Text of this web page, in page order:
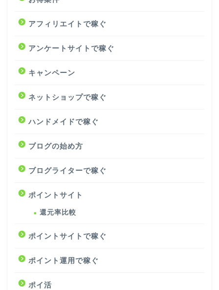
アフィリエイトで稼ぐ
アンケートサイトで稼ぐ
キャンペーン
ネットショップで稼ぐ
ハンドメイドで稼ぐ
ブログの始め方
ブログライターで稼ぐ
ポイントサイト
還元率比較
ポイントサイトで稼ぐ
ポイント運用で稼ぐ
ポイ活